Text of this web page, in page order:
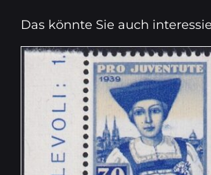
Das könnte Sie auch